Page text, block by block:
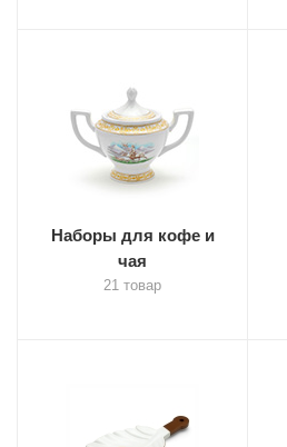
Наборы для кофе и
чая
21 товар